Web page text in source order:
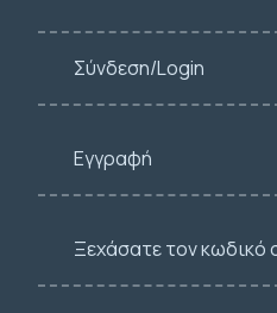
Σύνδεση/Login
Εγγραφή
Ξεχάσατε τον κωδικό